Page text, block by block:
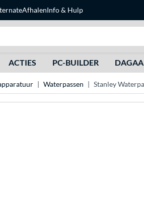
AfhalenInfo & Hulp
ACTIES PC-BUILDER
Waterpassen Stanley